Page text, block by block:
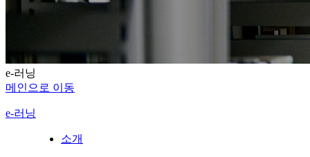
e-러닝
메인으로 이동
e-러닝
소개